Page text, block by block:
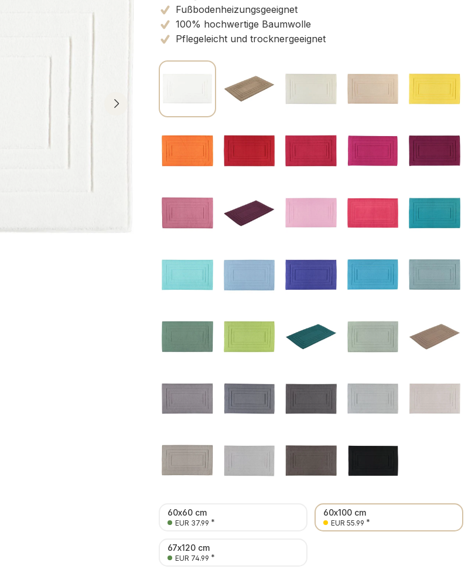
Fußbodenheizungsgeeignet
100% hochwertige Baumwolle
Pflegeleicht und trocknergeeignet
60x60 cm
EUR 37.99 *
60x100 cm
EUR 55.99 *
67x120 cm
EUR 74.99 *